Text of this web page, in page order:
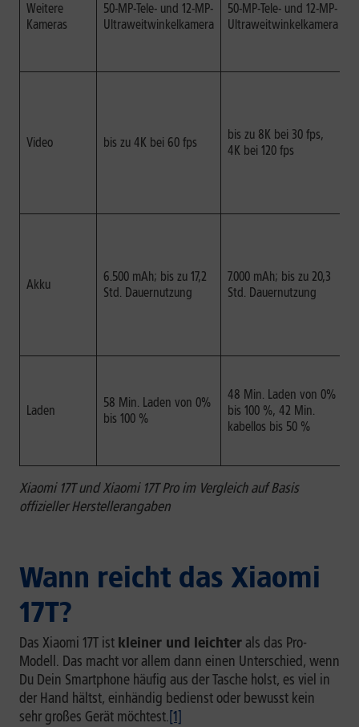
Weitere
Kameras
50-MP-Tele- und 12-MP-
Ultraweitwinkelkamera
50-MP-Tele- und 12-MP-
Ultraweitwinkelkamera
Video bis zu 4K bei 60 fps
bis zu 8K bei 30 fps,
4K bei 120 fps
Akku
6.500 mAh; bis zu 17,2
Std. Dauernutzung
7.000 mAh; bis zu 20,3
Std. Dauernutzung
Laden
58 Min. Laden von 0%
bis 100 %
48 Min. Laden von 0%
bis 100 %, 42 Min.
kabellos bis 50 %
Xiaomi 17T und Xiaomi 17T Pro im Vergleich auf Basis
offizieller Herstellerangaben
Wann reicht das Xiaomi
17T?
Das Xiaomi 17T ist kleiner und leichterals das Pro-
Modell. Das macht vor allem dann einen Unterschied, wenn
Du Dein Smartphone häufig aus der Tasche holst, es viel in
der Hand hältst, einhändig bedienst oder bewusst kein
sehr großes Gerät möchtest.[1]